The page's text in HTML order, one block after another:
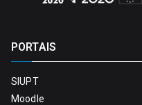
PORTAIS
SIUPT
Moodle